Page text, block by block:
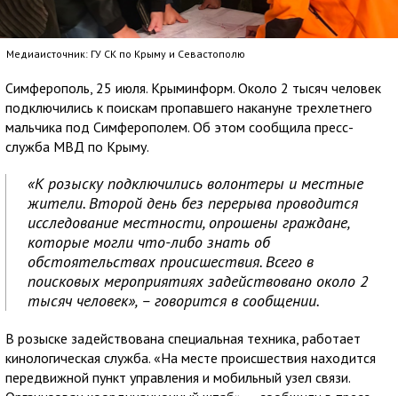
Медиаисточник: ГУ СК по Крыму и Севастополю
Симферополь, 25 июля. Крыминформ. Около 2 тысяч человек
подключились к поискам пропавшего накануне трехлетнего
мальчика под Симферополем. Об этом сообщила пресс-
служба МВД по Крыму.
«К розыску подключились волонтеры и местные
жители. Второй день без перерыва проводится
исследование местности, опрошены граждане,
которые могли что-либо знать об
обстоятельствах происшествия. Всего в
поисковых мероприятиях задействовано около 2
тысяч человек», – говорится в сообщении.
В розыске задействована специальная техника, работает
кинологическая служба. «На месте происшествия находится
передвижной пункт управления и мобильный узел связи.